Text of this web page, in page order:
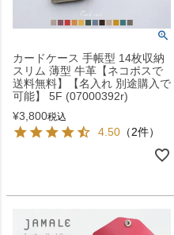
カードケース 手帳型 14枚収納
スリム 薄型 牛革【ネコポスで
送料無料】【名入れ 別途購入で
可能】 5F (07000392r)
¥3,800税込
4.50 （2件）